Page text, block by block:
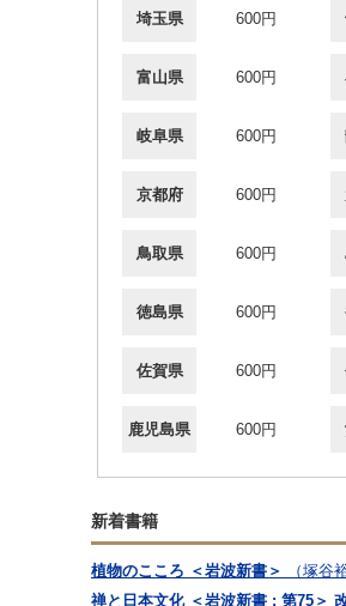
埼玉県 600円
富山県 600円
岐阜県 600円
京都府 600円
鳥取県 600円
徳島県 600円
佐賀県 600円
鹿児島県 600円
新着書籍
植物のこころ ＜岩波新書＞ （塚谷
禅と日本文化 ＜岩波新書 ; 第75＞